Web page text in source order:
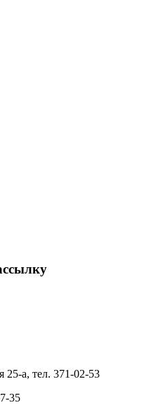
25-а, тел. 371-02-53
35